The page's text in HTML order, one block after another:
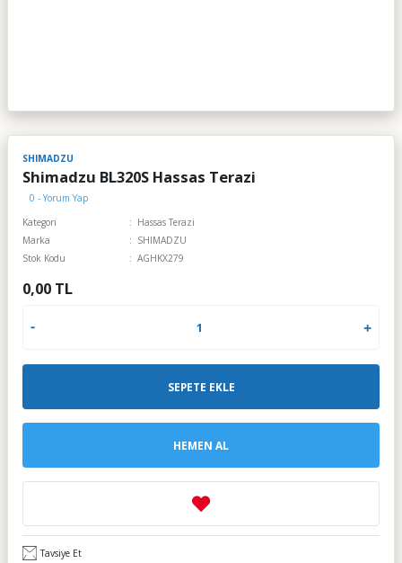
SHIMADZU
Shimadzu BL320S Hassas Terazi
0 - Yorum Yap
Kategori
Hassas Terazi
Marka
SHIMADZU
Stok Kodu
AGHKX279
0,00 TL
SEPETE EKLE
HEMEN AL
Tavsiye Et